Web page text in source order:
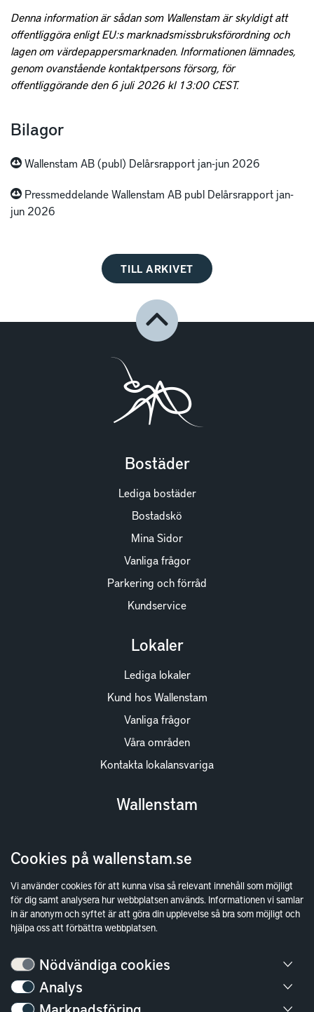
Cookies på wallenstam.se
Vi använder cookies för att kunna visa så relevant innehåll som möjligt
för dig samt analysera hur webbplatsen används. Informationen vi samlar
in är anonym och syftet är att göra din upplevelse så bra som möjligt och
hjälpa oss att förbättra webbplatsen.
Nödvändiga cookies
Analys
Denna information är sådan som Wallenstam är skyldigt att
offentliggöra enligt EU:s marknadsmissbruksförordning och
lagen om värdepappersmarknaden. Informationen lämnades,
genom ovanstående kontaktpersons försorg, för
offentliggörande den 6 juli 2026 kl 13:00 CEST.
Bilagor
Wallenstam AB (publ) Delårsrapport jan-jun 2026
Pressmeddelande Wallenstam AB publ Delårsrapport jan-
jun 2026
TILL ARKIVET
Bostäder
Lediga bostäder
Bostadskö
Mina Sidor
Vanliga frågor
Parkering och förråd
Kundservice
Lokaler
Lediga lokaler
Kund hos Wallenstam
Vanliga frågor
Våra områden
Kontakta lokalansvariga
Wallenstam
Finansiella rapporter
Sök fakturamottagare
Våra fastigheter
Hållbarhet